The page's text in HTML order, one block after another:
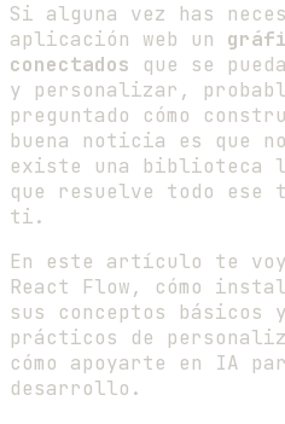
Si alguna vez has
aplicación web un
conectados que se
y personalizar,
preguntado cómo
buena noticia es que
existe una biblioteca
que resuelve todo ese
ti.
En este artículo te
React Flow, cómo
sus conceptos básicos
prácticos de
cómo apoyarte en IA
desarrollo.